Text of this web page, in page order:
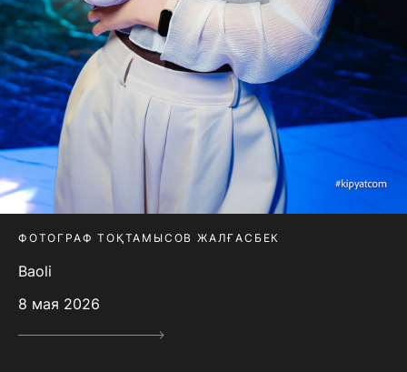
ФОТОГРАФ ТОҚТАМЫСОВ ЖАЛҒАСБЕК
Baoli
8 мая 2026